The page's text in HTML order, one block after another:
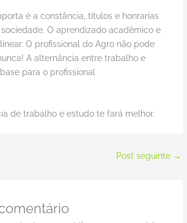
a constância, títulos e honrarias
O aprendizado acadêmico e
O profissional do Agro não pode
A alternância entre trabalho e
para o profissional
de trabalho e estudo te fará melhor.
Post seguinte →